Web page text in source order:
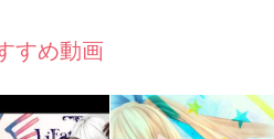
すめ動画